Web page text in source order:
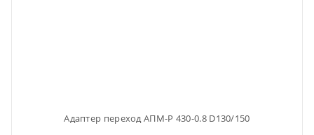
Адаптер переход АПМ-Р 430-0.8 D130/150